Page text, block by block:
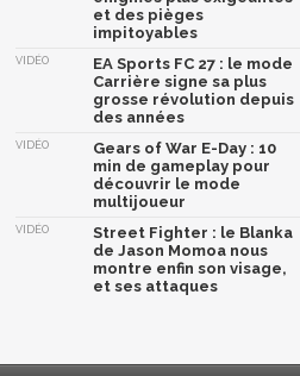
et des pièges
impitoyables
VIDÉO
EA Sports FC 27 : le mode
Carrière signe sa plus
grosse révolution depuis
des années
VIDÉO
Gears of War E-Day : 10
min de gameplay pour
découvrir le mode
multijoueur
VIDÉO
Street Fighter : le Blanka
de Jason Momoa nous
montre enfin son visage,
et ses attaques